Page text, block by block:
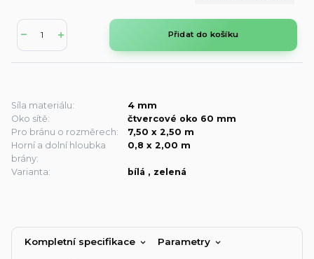
Přidat do košíku
Síla materiálu:
4 mm
Oko sítě:
čtvercové oko 60 mm
Pro bránu o rozměrech:
7,50 x 2,50 m
Horní a dolní hloubka
brány:
0,8 x 2,00 m
Varianta: bílá , zelená
Kompletní specifikace Parametry